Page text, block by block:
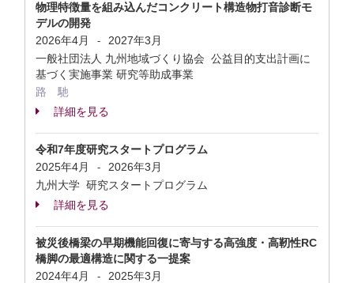
物理特徴量を組み込んだコンクリート構造物打音診断モ
デルの開発
2026年4月
-
2027年3月
一般社団法人 九州地域づくり協会 公益目的支出計画に
基づく実施事業 研究等助成事業
路 馳
詳細を見る
令和7年度研究スタートプログラム
2025年4月
-
2026年3月
九州大学 研究スタートプログラム
詳細を見る
被災後橋梁の早期機能回復に寄与する高強度・高靭性RC
橋脚の最適構造に関する一提案
2024年4月
-
2025年3月